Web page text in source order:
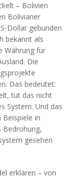
– Bolivien
Bolivianer
Dollar gebunden
bekannt als
Währung für
Die
Das bedeutet:
tut das nicht
System. Und das
in
Bedrohung,
gesehen
erklären – von